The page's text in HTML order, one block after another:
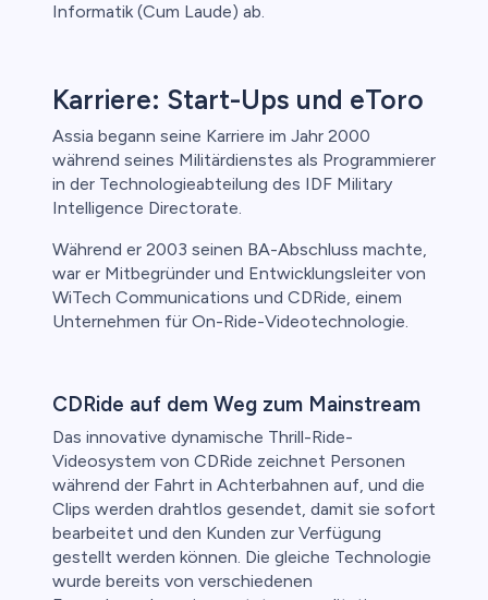
Informatik (Cum Laude) ab.
Karriere: Start-Ups und eToro
Assia begann seine Karriere im Jahr 2000
während seines Militärdienstes als Programmierer
in der Technologieabteilung des IDF Military
Intelligence Directorate.
Während er 2003 seinen BA-Abschluss machte,
war er Mitbegründer und Entwicklungsleiter von
WiTech Communications und CDRide, einem
Unternehmen für On-Ride-Videotechnologie.
CDRide auf dem Weg zum Mainstream
Das innovative dynamische Thrill-Ride-
Videosystem von CDRide zeichnet Personen
während der Fahrt in Achterbahnen auf, und die
Clips werden drahtlos gesendet, damit sie sofort
bearbeitet und den Kunden zur Verfügung
gestellt werden können. Die gleiche Technologie
wurde bereits von verschiedenen